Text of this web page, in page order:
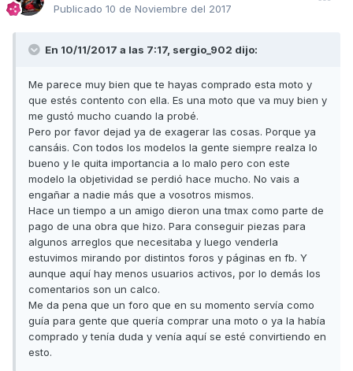
Publicado 10 de Noviembre del 2017
En 10/11/2017 a las 7:17, sergio_902 dijo:
Me parece muy bien que te hayas comprado esta moto y
que estés contento con ella. Es una moto que va muy bien y
me gustó mucho cuando la probé.
Pero por favor dejad ya de exagerar las cosas. Porque ya
cansáis. Con todos los modelos la gente siempre realza lo
bueno y le quita importancia a lo malo pero con este
modelo la objetividad se perdió hace mucho. No vais a
engañar a nadie más que a vosotros mismos.
Hace un tiempo a un amigo dieron una tmax como parte de
pago de una obra que hizo. Para conseguir piezas para
algunos arreglos que necesitaba y luego venderla
estuvimos mirando por distintos foros y páginas en fb. Y
aunque aquí hay menos usuarios activos, por lo demás los
comentarios son un calco.
Me da pena que un foro que en su momento servía como
guía para gente que quería comprar una moto o ya la había
comprado y tenía duda y venía aquí se esté convirtiendo en
esto.